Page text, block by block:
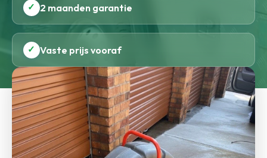
✓ 2 maanden garantie
✓ Vaste prijs vooraf